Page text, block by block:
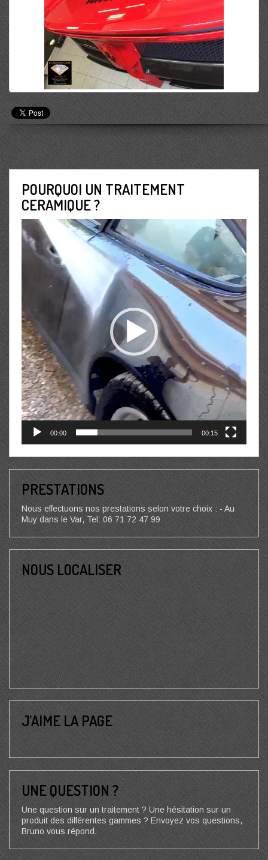
POURQUOI UN TRAITEMENT
CERAMIQUE ?
Lecteur
vidéo
00:00 00:15
PRESTATIONS
Nous effectuons nos prestations selon votre choix : - Au
Muy dans le Var, Tel: 06 71 72 47 99
NOUS LOCALISER
J’AIME LA PAGE
UNE QUESTION ?
Une question sur un traitement ? Une hésitation sur un
produit des différentes gammes ? Envoyez vos questions,
Bruno vous répond.